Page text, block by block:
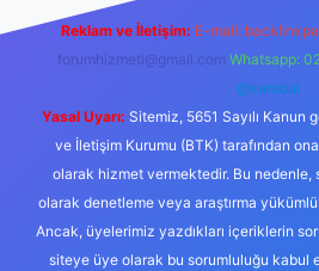
Reklam ve İletişim: E-mail:
forumhizmeti@gmail.com Whatsapp:
@karabul
Yasal Uyarı: Sitemiz, 5651 Sayılı Kanun
ve İletişim Kurumu (BTK) tarafından
olarak hizmet vermektedir. Bu
olarak denetleme veya araştırma
Ancak, üyelerimiz yazdıkları içeriklerin
siteye üye olarak bu sorumluluğu kabul